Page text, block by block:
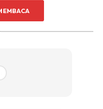
2020